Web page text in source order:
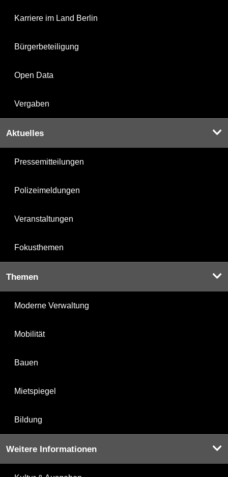
Karriere im Land Berlin
Bürgerbeteiligung
Open Data
Vergaben
Aktuelles
Pressemitteilungen
Polizeimeldungen
Veranstaltungen
Fokusthemen
Themen
Moderne Verwaltung
Mobilität
Bauen
Mietspiegel
Bildung
Weitere Informationen